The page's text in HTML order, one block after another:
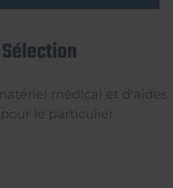
médical et d'aides
le particulier